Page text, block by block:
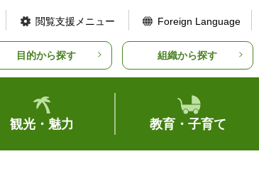
閲覧支援メニュー Foreign Language
目的から探す 組織から探す
観光・魅力 教育・子育て